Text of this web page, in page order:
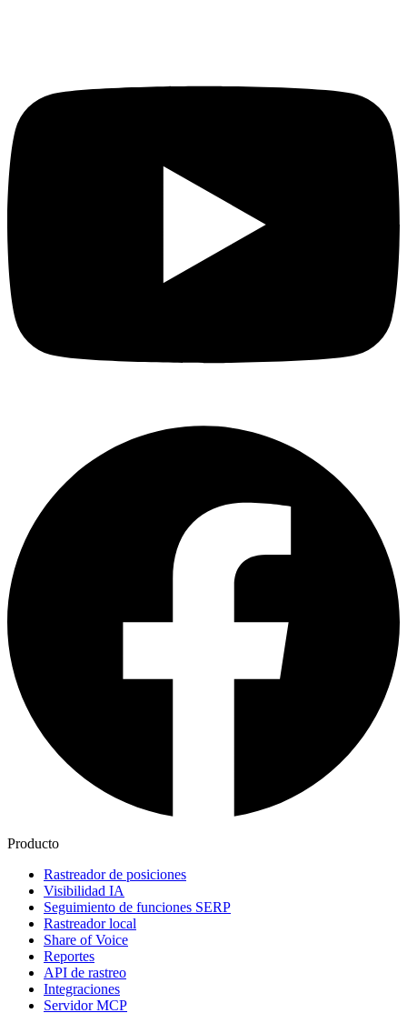
Producto
Rastreador de posiciones
Visibilidad IA
Seguimiento de funciones SERP
Rastreador local
Share of Voice
Reportes
API de rastreo
Integraciones
Servidor MCP